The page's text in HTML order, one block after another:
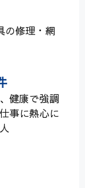
の修理・網
健康で強調
事に熱心に